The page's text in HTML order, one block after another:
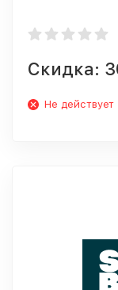
Скидка:
Не действует